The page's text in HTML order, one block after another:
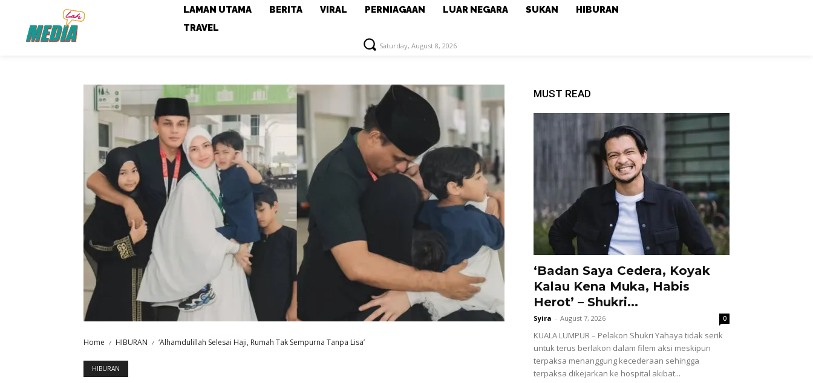
LAMAN UTAMA BERITA VIRAL PERNIAGAAN LUAR NEGARA SUKAN
HIBURAN
TRAVEL
Saturday, August 8, 2026
Home HIBURAN ‘Alhamdulillah Selesai Haji, Rumah Tak Sempurna Tanpa Lisa’
HIBURAN
MUST READ
‘Badan Saya Cedera, Koyak
Kalau Kena Muka, Habis
Herot’ – Shukri...
Syira - August 7, 2026 0
KUALA LUMPUR – Pelakon Shukri Yahaya tidak serik
untuk terus berlakon dalam filem aksi meskipun
terpaksa menanggung kecederaan sehingga
terpaksa dikejarkan ke hospital akibat...